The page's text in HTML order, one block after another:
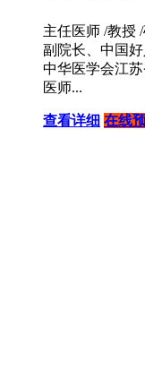
主任医师 /教授
副院长、中国
中华医学会江
医师...
查看详细 在线